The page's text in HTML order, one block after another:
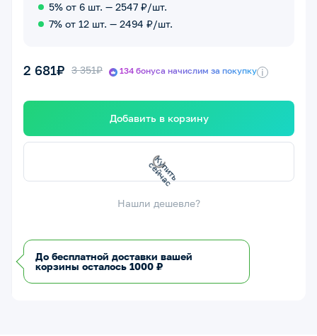
5% от 6 шт. — 2547 ₽/шт.
7% от 12 шт. — 2494 ₽/шт.
2 681₽ 3 351₽ 134 бонуса начислим за покупку i
Добавить в корзину
К
у
п
и
т
ь
с
е
й
ч
ас
Нашли дешевле?
До бесплатной доставки вашей
корзины осталось 1000 ₽